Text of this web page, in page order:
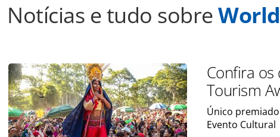
Notícias e tudo sobre
Confira
Tourism
Único
Evento Cultural